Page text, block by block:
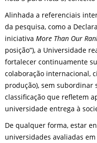
Alinhada a referenciais
da pesquisa, como a
iniciativa More Than Our
posição”), a Universidade
fortalecer continuamente
colaboração internacional,
produção), sem subordinar
classificação que refletem
universidade entrega à
De qualquer forma, estar
universidades avaliadas